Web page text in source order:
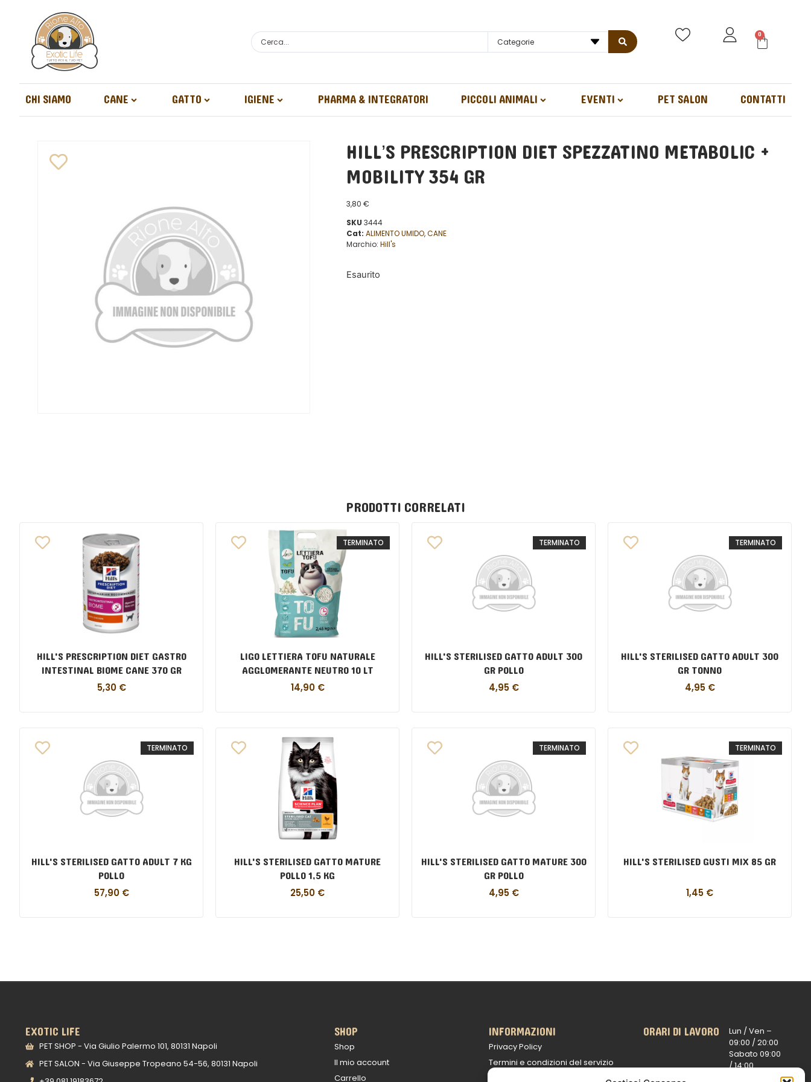
Categorie
0
CHI SIAMO CANE GATTO IGIENE PHARMA & INTEGRATORI PICCOLI ANIMALI EVENTI PET SALON CONTATTI
HILL’S PRESCRIPTION DIET SPEZZATINO METABOLIC +
MOBILITY 354 GR
3,80 €
SKU 3444
Cat: ALIMENTO UMIDO,CANE
Marchio: Hill's
Esaurito
PRODOTTI CORRELATI
HILL'S PRESCRIPTION DIET GASTRO
INTESTINAL BIOME CANE 370 GR
5,30 €
TERMINATO
LIGO LETTIERA TOFU NATURALE
AGGLOMERANTE NEUTRO 10 LT
14,90 €
TERMINATO
HILL'S STERILISED GATTO ADULT 300
GR POLLO
4,95 €
TERMINATO
HILL'S STERILISED GATTO ADULT 300
GR TONNO
4,95 €
TERMINATO
HILL'S STERILISED GATTO ADULT 7 KG
POLLO
57,90 €
HILL'S STERILISED GATTO MATURE
POLLO 1,5 KG
25,50 €
TERMINATO
HILL'S STERILISED GATTO MATURE 300
GR POLLO
4,95 €
TERMINATO
HILL'S STERILISED GUSTI MIX 85 GR
1,45 €
EXOTIC LIFE
PET SHOP - Via Giulio Palermo 101, 80131 Napoli
PET SALON - Via Giuseppe Tropeano 54-56, 80131 Napoli
SHOP
Shop
Il mio account
Carrello
INFORMAZIONI
Privacy Policy
Termini e condizioni del servizio
ORARI DI LAVORO
Lun / Ven –
09:00 /20:00
Sabato 09:00
/14:00